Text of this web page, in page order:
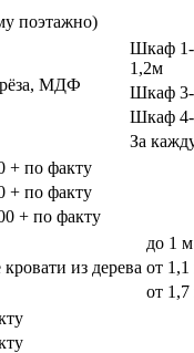
поэтажно)
МДФ
Шкаф 1-
1,2м
Шкаф 3-
Шкаф 4-
За
+ по факту
+ по факту
+ по факту
из дерева
до 1 м
от
от